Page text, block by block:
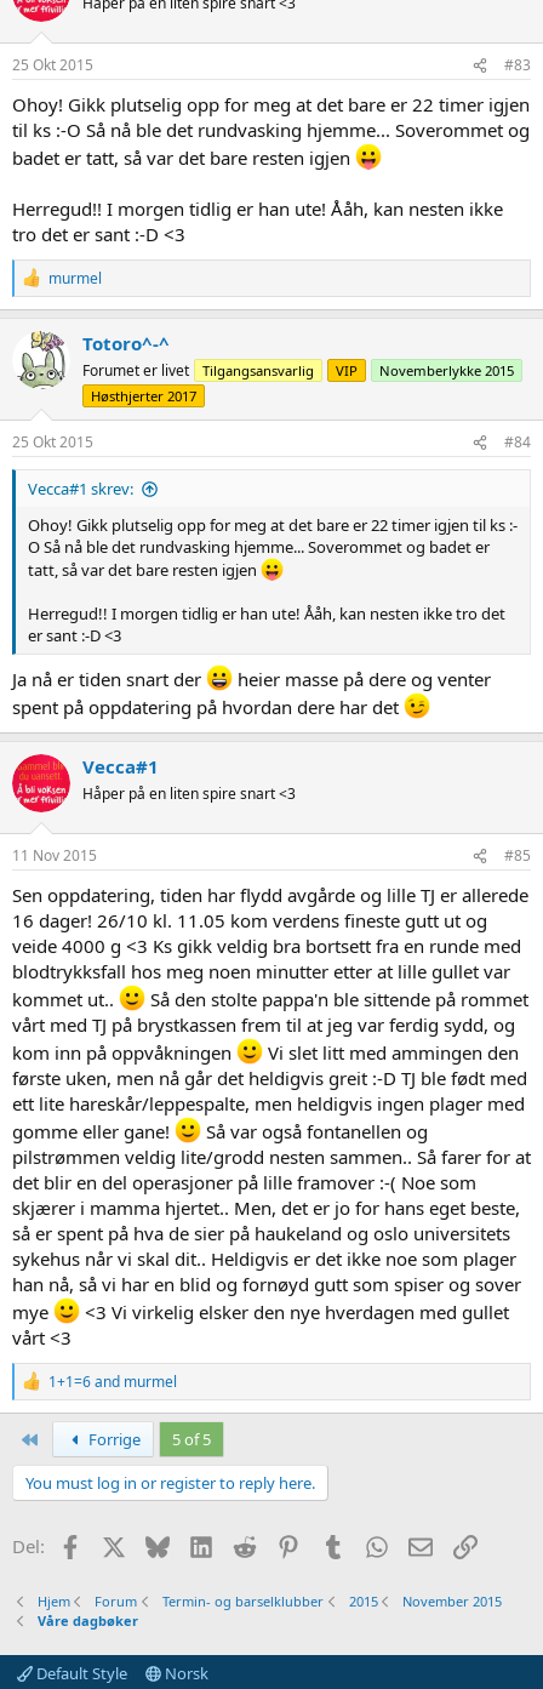
25 Okt 2015 #83
Ohoy! Gikk plutselig opp for meg at det bare er 22 timer igjen
til ks :-O Så nå ble det rundvasking hjemme... Soverommet og
badet er tatt, så var det bare resten igjen
Herregud!! I morgen tidlig er han ute! Ååh, kan nesten ikke
tro det er sant :-D <3
R
e
a
c
t
i
o
n
s
:
murmel
Totoro^-^
Forumet er livet Tilgangsansvarlig VIP
Novemberlykke 2015
Høsthjerter 2017
25 Okt 2015 #84
Vecca#1 skrev:
Ohoy! Gikk plutselig opp for meg at det bare er 22 timer igjen til ks :-
O Så nå ble det rundvasking hjemme... Soverommet og badet er
tatt, så var det bare resten igjen
Herregud!! I morgen tidlig er han ute! Ååh, kan nesten ikke tro det
er sant :-D <3
Ja nå er tiden snart der
heier masse på dere og venter
spent på oppdatering på hvordan dere har det
Vecca#1
Håper på en liten spire snart <3
11 Nov 2015 #85
Sen oppdatering, tiden har flydd avgårde og lille TJ er allerede
16 dager! 26/10 kl. 11.05 kom verdens fineste gutt ut og
veide 4000 g <3 Ks gikk veldig bra bortsett fra en runde med
blodtrykksfall hos meg noen minutter etter at lille gullet var
kommet ut..
Så den stolte pappa'n ble sittende på rommet
vårt med TJ på brystkassen frem til at jeg var ferdig sydd, og
kom inn på oppvåkningen
Vi slet litt med ammingen den
første uken, men nå går det heldigvis greit :-D TJ ble født med
ett lite hareskår/leppespalte, men heldigvis ingen plager med
gomme eller gane!
Så var også fontanellen og
pilstrømmen veldig lite/grodd nesten sammen.. Så farer for at
det blir en del operasjoner på lille framover :-( Noe som
skjærer i mamma hjertet.. Men, det er jo for hans eget beste,
så er spent på hva de sier på haukeland og oslo universitets
sykehus når vi skal dit.. Heldigvis er det ikke noe som plager
han nå, så vi har en blid og fornøyd gutt som spiser og sover
mye
<3 Vi virkelig elsker den nye hverdagen med gullet
vårt <3
R
e
a
i
o
1+1=6and murmel
Forrige
5 of 5
You must log in or register to reply here.
Del: Facebook BlueskyLinkedInReddit PinterestTumblrWhatsApp
EpostLink
Hjem Forum Termin- og barselklubber 2015
November 2015
Våre dagbøker
Default Style Norsk